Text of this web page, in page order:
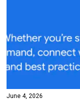
June 4, 2026